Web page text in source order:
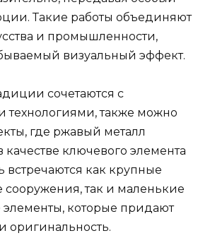
Такие работы объединяют
и промышленности,
визуальный эффект.
сочетаются с
также можно
где ржавый металл
качестве ключевого элемента
встречаются как крупные
сооружения, так и маленькие
которые придают
оригинальность.